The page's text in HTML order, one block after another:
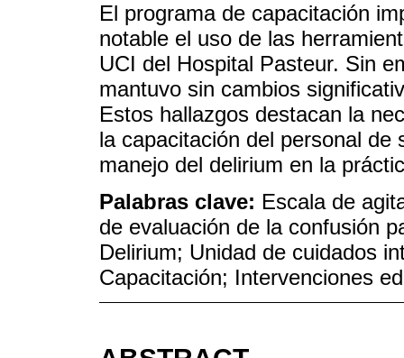
El programa de capacitación
notable el uso de las
UCI del Hospital Pasteur. Sin
mantuvo sin cambios
Estos hallazgos destacan la
la capacitación del personal de
manejo del delirium en la
Palabras clave: Escala de
de evaluación de la confusión
Delirium; Unidad de cuidados
Capacitación; Intervenciones